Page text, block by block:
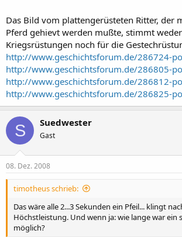
Das Bild vom plattengerüsteten Ritter, der
Pferd gehievt werden mußte, stimmt
Kriegsrüstungen noch für die
http://www.geschichtsforum.de/286724-
http://www.geschichtsforum.de/286805-
http://www.geschichtsforum.de/286812-
http://www.geschichtsforum.de/286825-
S Suedwester
Gast
08. Dez. 2008
timotheus schrieb:
Das wäre alle 2...3 Sekunden ein Pfeil... klingt
Höchstleistung. Und wenn ja: wie lange war ein
möglich?